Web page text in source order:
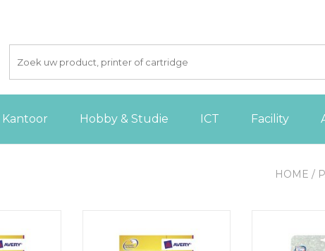
Kantoor Hobby & Studie ICT Facility
HOME /
wit,